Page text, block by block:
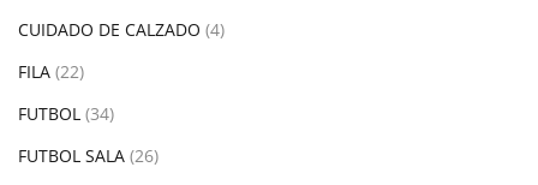
CUIDADO DE CALZADO (4)
FILA (22)
FUTBOL (34)
FUTBOL SALA (26)